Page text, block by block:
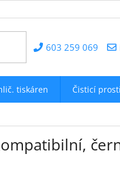
OSOBNÍCH ÚDAJŮ
603 259 069
tiskáren Čisticí